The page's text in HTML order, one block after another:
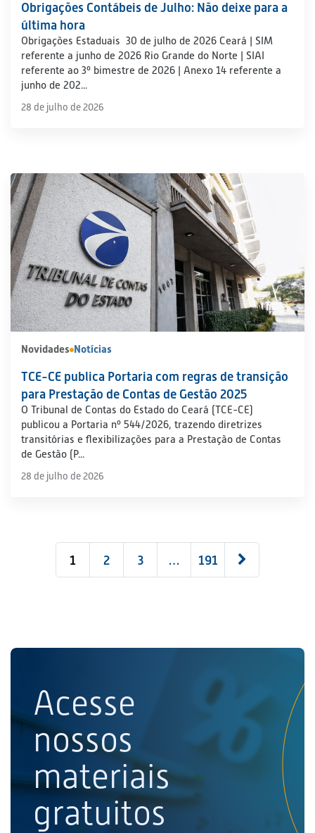
Obrigações Contábeis de Julho: Não deixe para a
última hora
Obrigações Estaduais 30 de julho de 2026 Ceará | SIM
referente a junho de 2026 Rio Grande do Norte | SIAI
referente ao 3º bimestre de 2026 | Anexo 14 referente a
junho de 202...
28 de julho de 2026
Novidades Notícias
TCE-CE publica Portaria com regras de transição
para Prestação de Contas de Gestão 2025
O Tribunal de Contas do Estado do Ceará (TCE-CE)
publicou a Portaria nº 544/2026, trazendo diretrizes
transitórias e flexibilizações para a Prestação de Contas
de Gestão (P...
28 de julho de 2026
1 2 3 … 191
Acesse
nossos
materiais
gratuitos